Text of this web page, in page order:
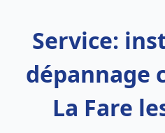
Service:
dépannage
La Fare